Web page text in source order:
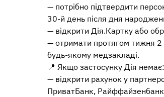
— потрібно підтвердити
30-й день після дня
— відкрити Дія.Картку або
— отримати протягом тижня
будь-якому медзакладі.
📍 Якщо застосунку Дія немає:
— відкрити рахунок у
ПриватБанк,